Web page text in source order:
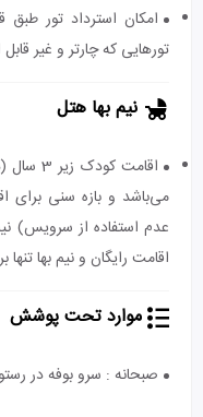
امکان استرداد تور طبق
تورهایی که چارتر و غیر
نیم بها هتل
اقامت
عدم استفاده از سرویس)
اقامت رایگان و نیم بها
موارد تحت پوشش
صبحانه : سرو بوفه در